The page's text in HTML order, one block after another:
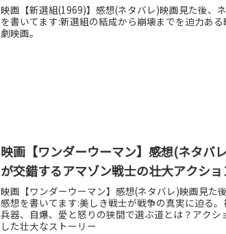
映画【新選組(1969)】感想(ネタバレ)映画見た後、
を書いてます:新選組の結成から崩壊までを迫力あ
劇映画。
映画【ワンダーウーマン】感想(ネタバ
が交錯するアマゾン戦士の壮大アクショ
映画【ワンダーウーマン】感想(ネタバレ)映画見た
感想を書いてます:美しき戦士が戦争の真実に迫る。
兵器、自爆、愛と怒りの狭間で選ぶ道とは？アクシ
した壮大なストーリー